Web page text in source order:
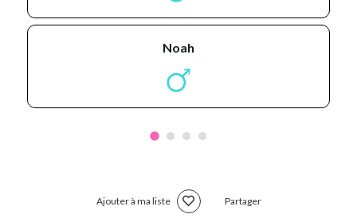
noah
Ajouter à ma liste Partager